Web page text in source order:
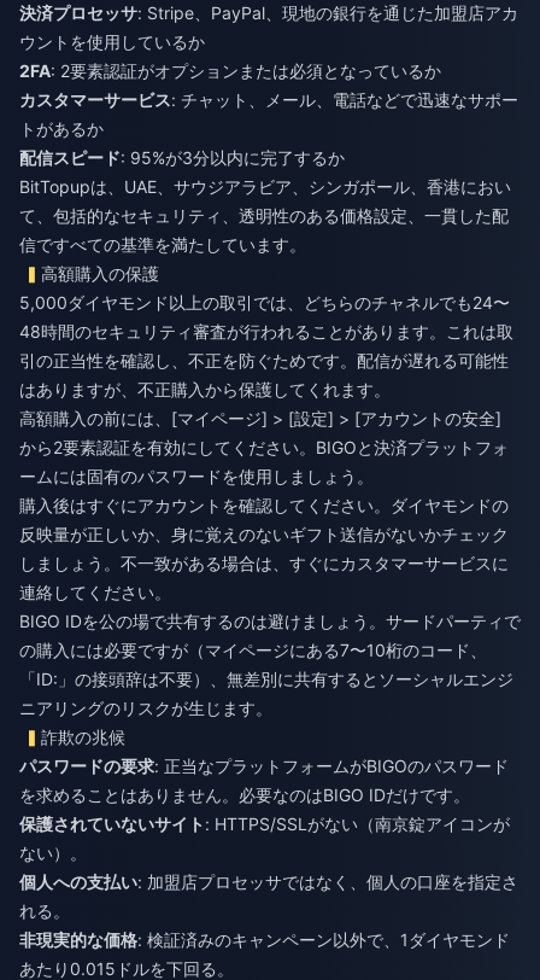
決済プロセッサ: Stripe、PayPal、現地の銀行を通じた加盟店アカ
ウントを使用しているか
2FA: 2要素認証がオプションまたは必須となっているか
カスタマーサービス: チャット、メール、電話などで迅速なサポー
トがあるか
配信スピード: 95%が3分以内に完了するか
BitTopupは、UAE、サウジアラビア、シンガポール、香港におい
て、包括的なセキュリティ、透明性のある価格設定、一貫した配
信ですべての基準を満たしています。
高額購入の保護
5,000ダイヤモンド以上の取引では、どちらのチャネルでも24〜
48時間のセキュリティ審査が行われることがあります。これは取
引の正当性を確認し、不正を防ぐためです。配信が遅れる可能性
はありますが、不正購入から保護してくれます。
高額購入の前には、[マイページ] > [設定] > [アカウントの安全]
から2要素認証を有効にしてください。BIGOと決済プラットフォ
ームには固有のパスワードを使用しましょう。
購入後はすぐにアカウントを確認してください。ダイヤモンドの
反映量が正しいか、身に覚えのないギフト送信がないかチェック
しましょう。不一致がある場合は、すぐにカスタマーサービスに
連絡してください。
BIGO IDを公の場で共有するのは避けましょう。サードパーティで
の購入には必要ですが（マイページにある7〜10桁のコード、
「ID:」の接頭辞は不要）、無差別に共有するとソーシャルエンジ
ニアリングのリスクが生じます。
詐欺の兆候
パスワードの要求: 正当なプラットフォームがBIGOのパスワード
を求めることはありません。必要なのはBIGO IDだけです。
保護されていないサイト : HTTPS/SSLがない（南京錠アイコンが
ない）。
個人への支払い: 加盟店プロセッサではなく、個人の口座を指定さ
れる。
非現実的な価格: 検証済みのキャンペーン以外で、1ダイヤモンド
あたり0.015ドルを下回る。